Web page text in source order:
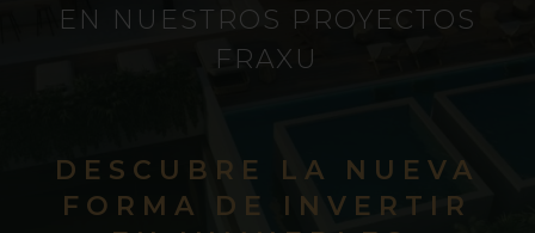
EN NUESTROS PROYECTOS
FRAXU
DESCUBRE LA NUEVA
FORMA DE INVERTIR